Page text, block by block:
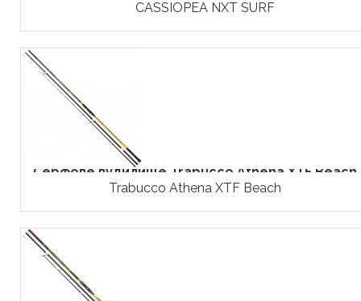
CASSIOPEA NXT SURF
Серфове вудилище Trabucco Athena XTF Beach
Trabucco Athena XTF Beach